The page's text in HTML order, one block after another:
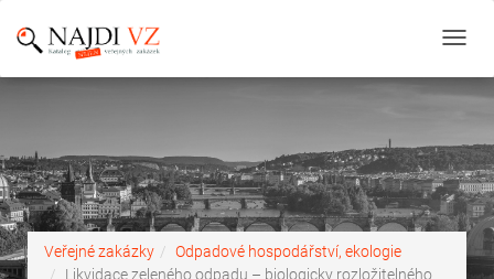
Veřejné zakázky
Odpadové hospodářství, ekologie
Likvidace zeleného odpadu – biologicky rozložitelného